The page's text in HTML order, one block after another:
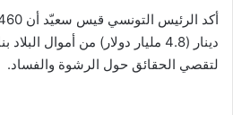
دينار (4.8 مليار دولار) من أموال
لتقصي الحقائق حول الرشوة والفساد.